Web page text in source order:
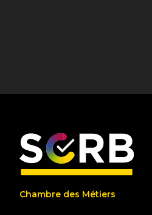
Chambre des Métiers